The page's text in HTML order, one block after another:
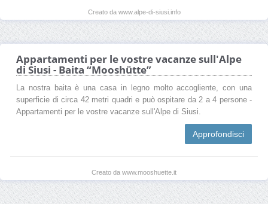
Creato da www.alpe-di-siusi.info
Appartamenti per le vostre vacanze sull'Alpe
di Siusi - Baita “Mooshütte”
La nostra baita è una casa in legno molto accogliente, con una
superficie di circa 42 metri quadri e può ospitare da 2 a 4 persone -
Appartamenti per le vostre vacanze sull'Alpe di Siusi.
Approfondisci
Creato da www.mooshuette.it